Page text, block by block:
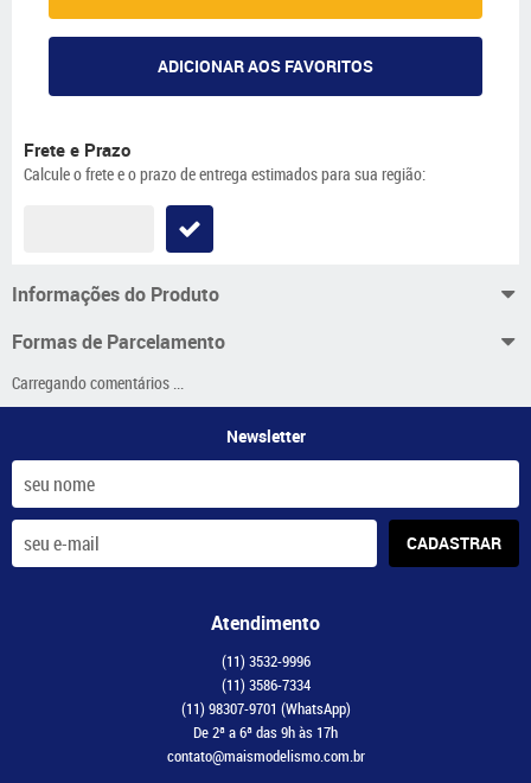
ADICIONAR AOS FAVORITOS
Frete e Prazo
Calcule o frete e o prazo de entrega estimados para sua região:
Informações do Produto
Formas de Parcelamento
Carregando comentários ...
Newsletter
CADASTRAR
Atendimento
(11) 3532-9996
(11) 3586-7334
(11) 98307-9701 (WhatsApp)
De 2ª a 6ª das 9h às 17h
contato@maismodelismo.com.br